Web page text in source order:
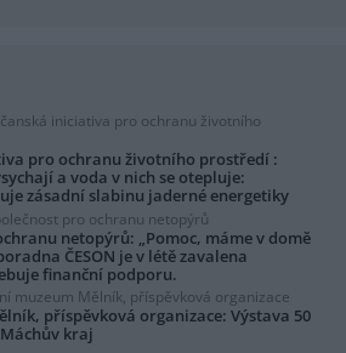
iniciativa pro ochranu životního
pro ochranu životního prostředí :
a voda v nich se otepluje:
zásadní slabinu jaderné energetiky
pro ochranu netopýrů
netopýrů: „Pomoc, máme v domě
ČESON je v létě zavalena
finanční podporu.
muzeum Mělník, příspěvková organizace
příspěvková organizace: Výstava 50
kraj